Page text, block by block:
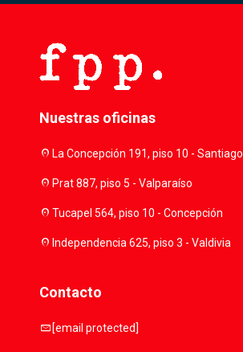
Nuestras oficinas
location_onLa Concepción 191, piso 10 - Santiago
location_onPrat 887, piso 5 - Valparaíso
location_onTucapel 564, piso 10 - Concepción
location_onIndependencia 625, piso 3 - Valdivia
Contacto
mail [email protected]